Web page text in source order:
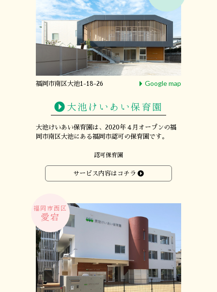
福岡市南区大池1-18-26 Google map
大池けいあい保育園
大池けいあい保育園は、 2020年４月オープンの福
岡市南区大池にある福岡市認可の保育園です。
認可保育園
サービス内容はコチラ
福岡市西区
愛宕